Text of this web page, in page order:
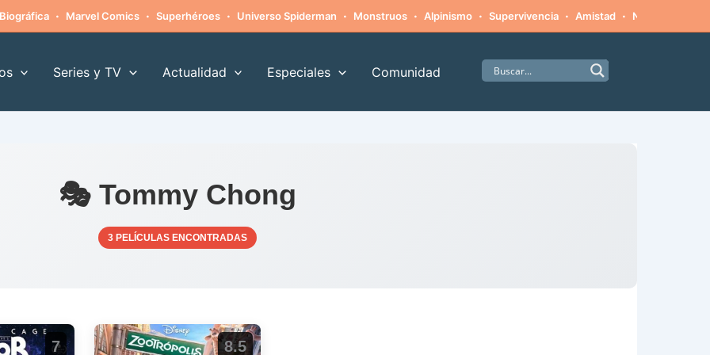
Biográfica · Marvel Comics · Superhéroes · Universo Spiderman · Monstruos · Alpinismo · Supervivencia · Amistad · Naturaleza
Series y TV Actualidad Especiales Comunidad
🎭 Tommy Chong
3 PELÍCULAS ENCONTRADAS
7 8.5